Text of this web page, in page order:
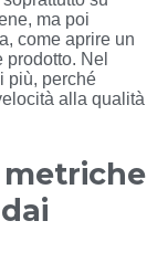
ma poi
come aprire un
Nel
più, perché
alla qualità
metriche